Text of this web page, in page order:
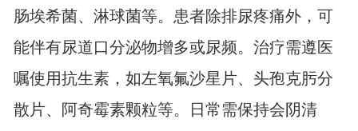
肠埃希菌、淋球菌等。患者除排尿疼痛外，可
能伴有尿道口分泌物增多或尿频。治疗需遵医
嘱使用抗生素，如左氧氟沙星片、头孢克肟分
散片、阿奇霉素颗粒等。日常需保持会阴清